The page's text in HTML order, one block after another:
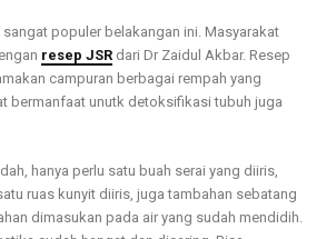
sangat populer belakangan ini. Masyarakat
resep JSR dari Dr Zaidul Akbar. Resep
campuran berbagai rempah yang
bermanfaat unutk detoksifikasi tubuh juga
hanya perlu satu buah serai yang diiris,
ruas kunyit diiris, juga tambahan sebatang
dimasukan pada air yang sudah mendidih.